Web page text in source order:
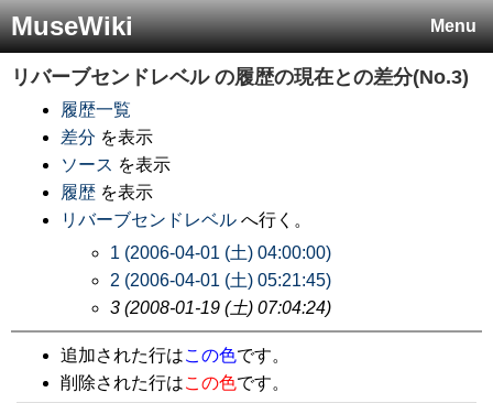
Menu
MuseWiki
リバーブセンドレベルの履歴の現在との差分(No.3)
履歴一覧
差分 を表示
ソース を表示
履歴 を表示
リバーブセンドレベル へ行く。
1 (2006-04-01 (土) 04:00:00)
2 (2006-04-01 (土) 05:21:45)
3 (2008-01-19 (土) 07:04:24)
追加された行はこの色です。
削除された行はこの色です。